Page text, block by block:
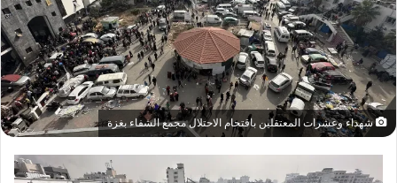
شهداء وعشرات المعتقلين باقتحام الاحتلال مجمع الشفاء بغزة